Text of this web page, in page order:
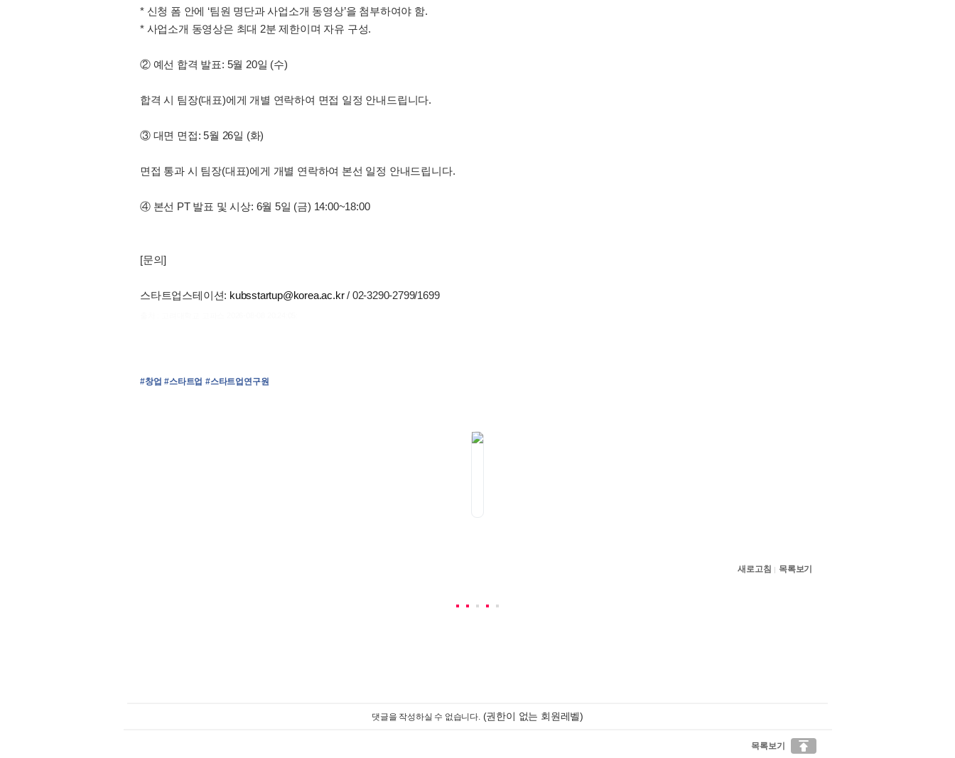
* 신청 폼 안에 ‘팀원 명단과 사업소개 동영상’을 첨부하여야 함.
* 사업소개 동영상은 최대 2분 제한이며 자유 구성.
② 예선 합격 발표: 5월 20일 (수)
합격 시 팀장(대표)에게 개별 연락하여 면접 일정 안내드립니다.
③ 대면 면접: 5월 26일 (화)
면접 통과 시 팀장(대표)에게 개별 연락하여 본선 일정 안내드립니다.
④ 본선 PT 발표 및 시상: 6월 5일 (금) 14:00~18:00
[문의]
스타트업스테이션: kubsstartup@korea.ac.kr/ 02-3290-2799/1699
#창업 #스타트업 #스타트업연구원
새로고침 | 목록보기
댓글을 작성하실 수 없습니다. (권한이 없는 회원레벨)
목록보기 